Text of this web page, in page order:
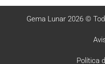
Gema Lunar 2026 ©
Política